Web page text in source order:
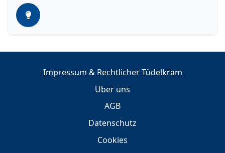
Impressum & Rechtlicher Tüdelkram
Über uns
AGB
Datenschutz
Cookies